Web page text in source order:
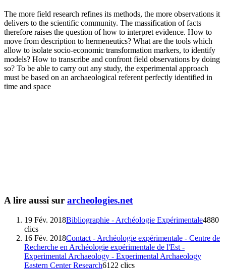
The more field research refines its methods, the more observations it
delivers to the scientific community. The massification of facts
therefore raises the question of how to interpret evidence. How to
move from description to hermeneutics? What are the tools which
allow to isolate socio-economic transformation markers, to identify
models? How to transcribe and confront field observations by doing
so? To be able to carry out any study, the experimental approach
must be based on an archaeological referent perfectly identified in
time and space
A lire aussi sur archeologies.net
19 Fév. 2018Bibliographie - Archéologie Expérimentale4880
clics
16 Fév. 2018Contact - Archéologie expérimentale - Centre de
Recherche en Archéologie expérimentale de l'Est -
Experimental Archaeology - Experimental Archaeology
Eastern Center Research6122 clics